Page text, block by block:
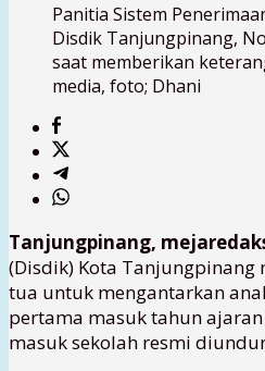
Panitia Sistem
Disdik Tanjungpinang,
saat memberikan
media, foto; Dhani
Tanjungpinang,
(Disdik) Kota
tua untuk mengantarkan
pertama masuk tahun
masuk sekolah resmi